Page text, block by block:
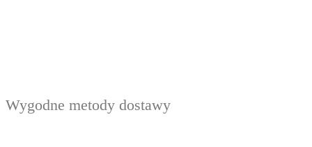
Wygodne metody dostawy